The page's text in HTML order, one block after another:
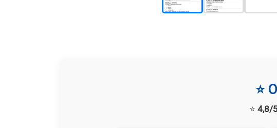
⭐
⭐ 4,8/